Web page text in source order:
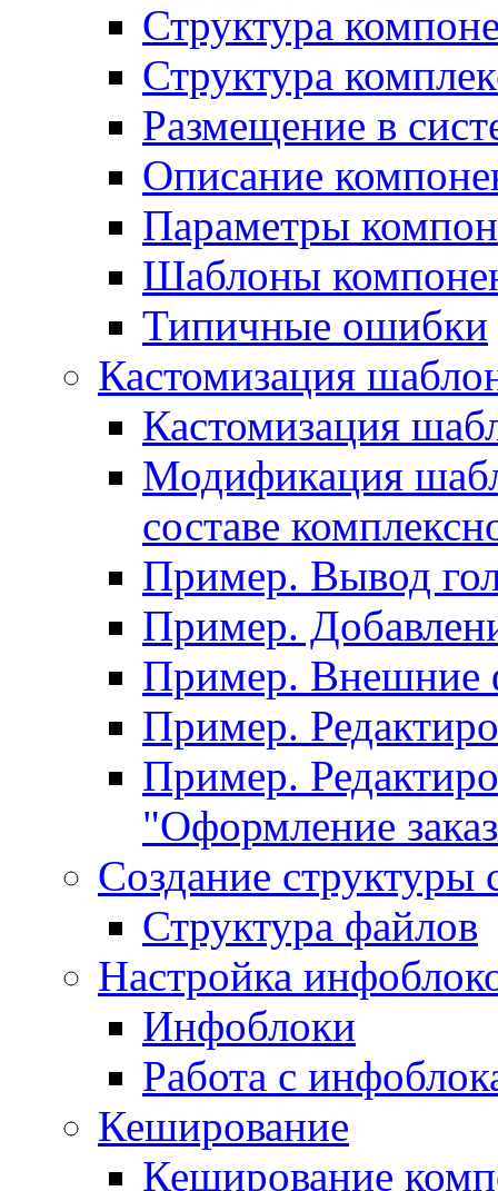
Структура
Структура
Размещение в
Описание
Параметры
Шаблоны
Типичные ошибки
Кастомизация
Кастомизация
Модификация
составе
Пример. Вывод
Пример.
Пример. Внешние
Пример.
Пример.
"Оформление
Создание структуры
Структура файлов
Настройка
Инфоблоки
Работа с
Кеширование
Кеширование